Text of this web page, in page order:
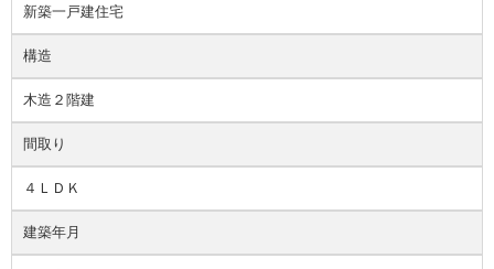
新築一戸建住宅
構造
木造２階建
間取り
４ＬＤＫ
建築年月